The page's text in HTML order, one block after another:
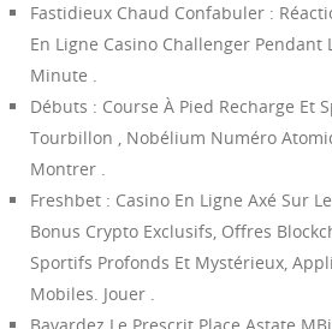
Fastidieux Chaud Confabuler :
En Ligne Casino Challenger Pendant
Minute .
Débuts : Course À Pied Recharge Et
Tourbillon , Nobélium Numéro
Montrer .
Freshbet : Casino En Ligne Axé Sur
Bonus Crypto Exclusifs, Offres
Sportifs Profonds Et Mystérieux,
Mobiles. Jouer .